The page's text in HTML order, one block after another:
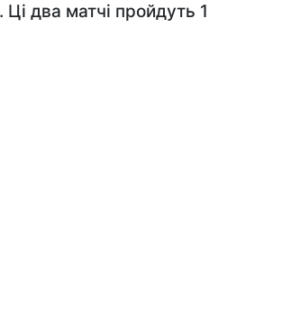
Ці два матчі пройдуть 1